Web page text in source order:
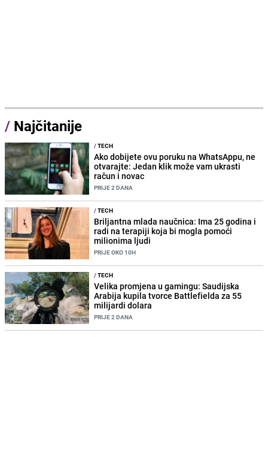
/ Najčitanije
/TECH
Ako dobijete ovu poruku na WhatsAppu, ne
otvarajte: Jedan klik može vam ukrasti
račun i novac
PRIJE 2 DANA
/TECH
Briljantna mlada naučnica: Ima 25 godina i
radi na terapiji koja bi mogla pomoći
milionima ljudi
PRIJE OKO 10H
/TECH
Velika promjena u gamingu: Saudijska
Arabija kupila tvorce Battlefielda za 55
milijardi dolara
PRIJE 2 DANA